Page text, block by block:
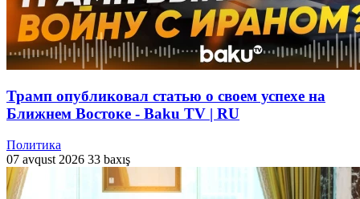
Трамп опубликовал статью о своем успехе на
Ближнем Востоке - Baku TV | RU
Политика
07 avqust 2026 33 baxış